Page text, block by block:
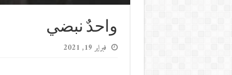
واحدٌ نبضي
فبراير 19, 2021